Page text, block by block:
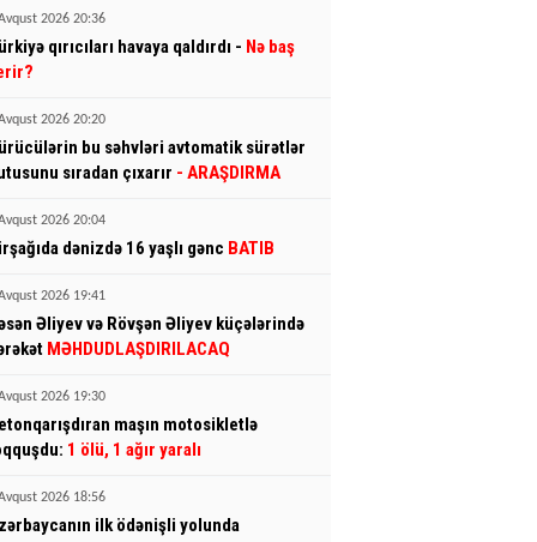
2026 20:36
qırıcıları havaya qaldırdı - Nə baş
2026 20:20
bu səhvləri avtomatik sürətlər
sıradan çıxarır - ARAŞDIRMA
2026 20:04
dənizdə 16 yaşlı gənc BATIB
2026 19:41
Əliyev və Rövşən Əliyev küçələrində
MƏHDUDLAŞDIRILACAQ
2026 19:30
maşın motosikletlə
1 ölü, 1 ağır yaralı
2026 18:56
ilk ödənişli yolunda